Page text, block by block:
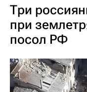
Три
при
посол РФ